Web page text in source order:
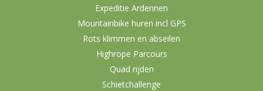
Expeditie Ardennen
Mountainbike huren incl GPS
Rots klimmen en abseilen
Highrope Parcours
Quad rijden
Schietchallenge